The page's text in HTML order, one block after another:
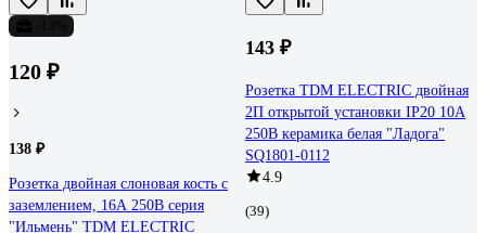
120 ₽
138 ₽
Розетка двойная слоновая кость с
заземлением, 16А 250В серия
"Ильмень" TDM ELECTRIC
143 ₽
Розетка TDM ELECTRIC двойная
2П открытой установки IP20 10А
250В керамика белая "Ладога"
SQ1801-0112
4.9
(39)